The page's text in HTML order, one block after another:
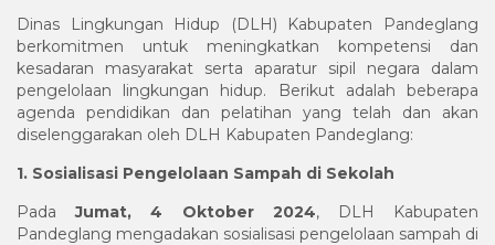
Dinas Lingkungan Hidup (DLH) Kabupaten Pandeglang
berkomitmen untuk meningkatkan kompetensi dan
kesadaran masyarakat serta aparatur sipil negara dalam
pengelolaan lingkungan hidup. Berikut adalah beberapa
agenda pendidikan dan pelatihan yang telah dan akan
diselenggarakan oleh DLH Kabupaten Pandeglang:
1. Sosialisasi Pengelolaan Sampah di Sekolah
PadaJumat, 4 Oktober 2024, DLH Kabupaten
Pandeglang mengadakan sosialisasi pengelolaan sampah di